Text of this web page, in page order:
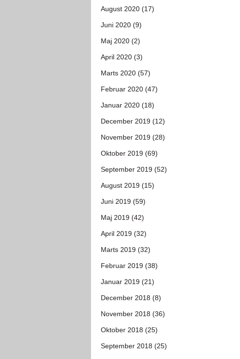
August 2020 (17)
Juni 2020 (9)
Maj 2020 (2)
April 2020 (3)
Marts 2020 (57)
Februar 2020 (47)
Januar 2020 (18)
December 2019 (12)
November 2019 (28)
Oktober 2019 (69)
September 2019 (52)
August 2019 (15)
Juni 2019 (59)
Maj 2019 (42)
April 2019 (32)
Marts 2019 (32)
Februar 2019 (38)
Januar 2019 (21)
December 2018 (8)
November 2018 (36)
Oktober 2018 (25)
September 2018 (25)